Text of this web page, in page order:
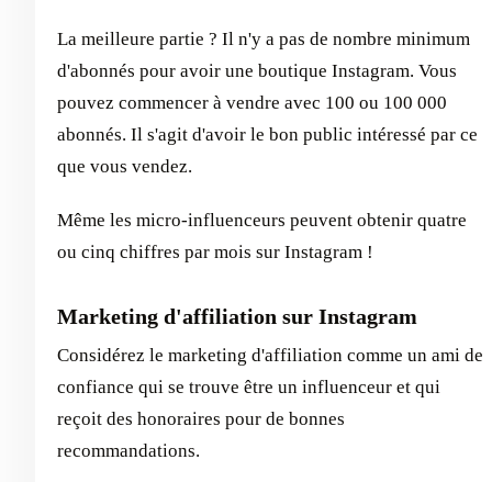
La meilleure partie ? Il n'y a pas de nombre minimum
d'abonnés pour avoir une boutique Instagram. Vous
pouvez commencer à vendre avec 100 ou 100 000
abonnés. Il s'agit d'avoir le bon public intéressé par ce
que vous vendez.
Même les micro-influenceurs peuvent obtenir quatre
ou cinq chiffres par mois sur Instagram !
Marketing d'affiliation sur Instagram
Considérez le marketing d'affiliation comme un ami de
confiance qui se trouve être un influenceur et qui
reçoit des honoraires pour de bonnes
recommandations.